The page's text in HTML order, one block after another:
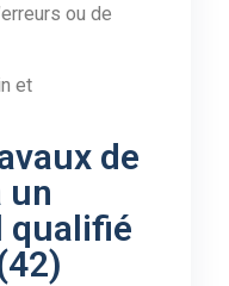
ou de
et
de
un
qualifié